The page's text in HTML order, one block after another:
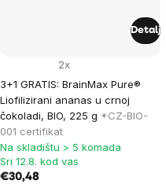
3+1 GRATIS: BrainMax Pure®
Liofilizirani ananas u crnoj
čokoladi, BIO, 225 g *CZ-BIO-
001 certifikat
2x
Na skladištu > 5 komada
Sri 12.8. kod vas
€30,48
Detalj